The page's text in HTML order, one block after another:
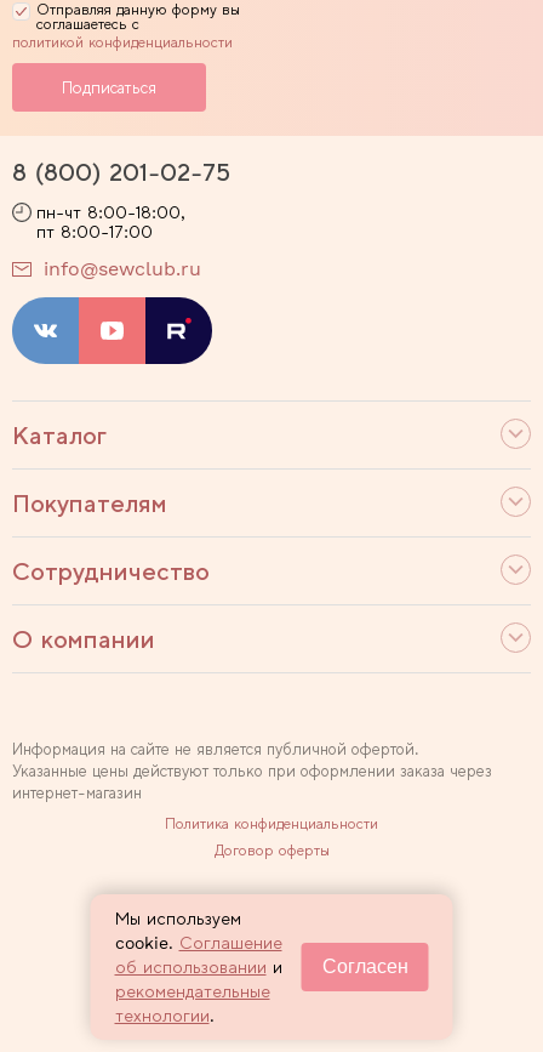
Отправляя данную форму вы
соглашаетесь с
политикой конфиденциальности
Каталог
Покупателям
Сотрудничество
О компании
8 (800) 201-02-75
пн-чт 8:00-18:00,
пт 8:00-17:00
info@sewclub.ru
2007 — 2026 Sewclub
Информация на сайте не является публичной офертой.
Указанные цены действуют только при оформлении заказа через
интернет-магазин
Политика конфиденциальности
Договор оферты
Мы используем
cookie. Соглашение
об использовании и
рекомендательные
технологии.
Согласен